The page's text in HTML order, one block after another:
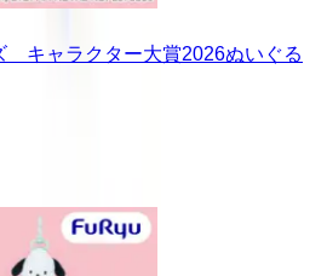
キャラクター大賞2026ぬいぐる